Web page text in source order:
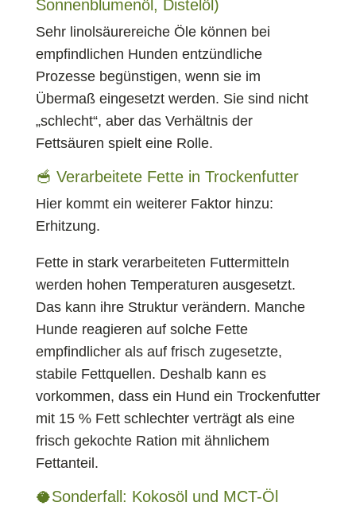
Sonnenblumenöl, Distelöl)
Sehr linolsäurereiche Öle können bei
empfindlichen Hunden entzündliche
Prozesse begünstigen, wenn sie im
Übermaß eingesetzt werden. Sie sind nicht
„schlecht“, aber das Verhältnis der
Fettsäuren spielt eine Rolle.
🥣 Verarbeitete Fette in Trockenfutter
Hier kommt ein weiterer Faktor hinzu:
Erhitzung.
Fette in stark verarbeiteten Futtermitteln
werden hohen Temperaturen ausgesetzt.
Das kann ihre Struktur verändern. Manche
Hunde reagieren auf solche Fette
empfindlicher als auf frisch zugesetzte,
stabile Fettquellen. Deshalb kann es
vorkommen, dass ein Hund ein Trockenfutter
mit 15 % Fett schlechter verträgt als eine
frisch gekochte Ration mit ähnlichem
Fettanteil.
🥥Sonderfall: Kokosöl und MCT-Öl